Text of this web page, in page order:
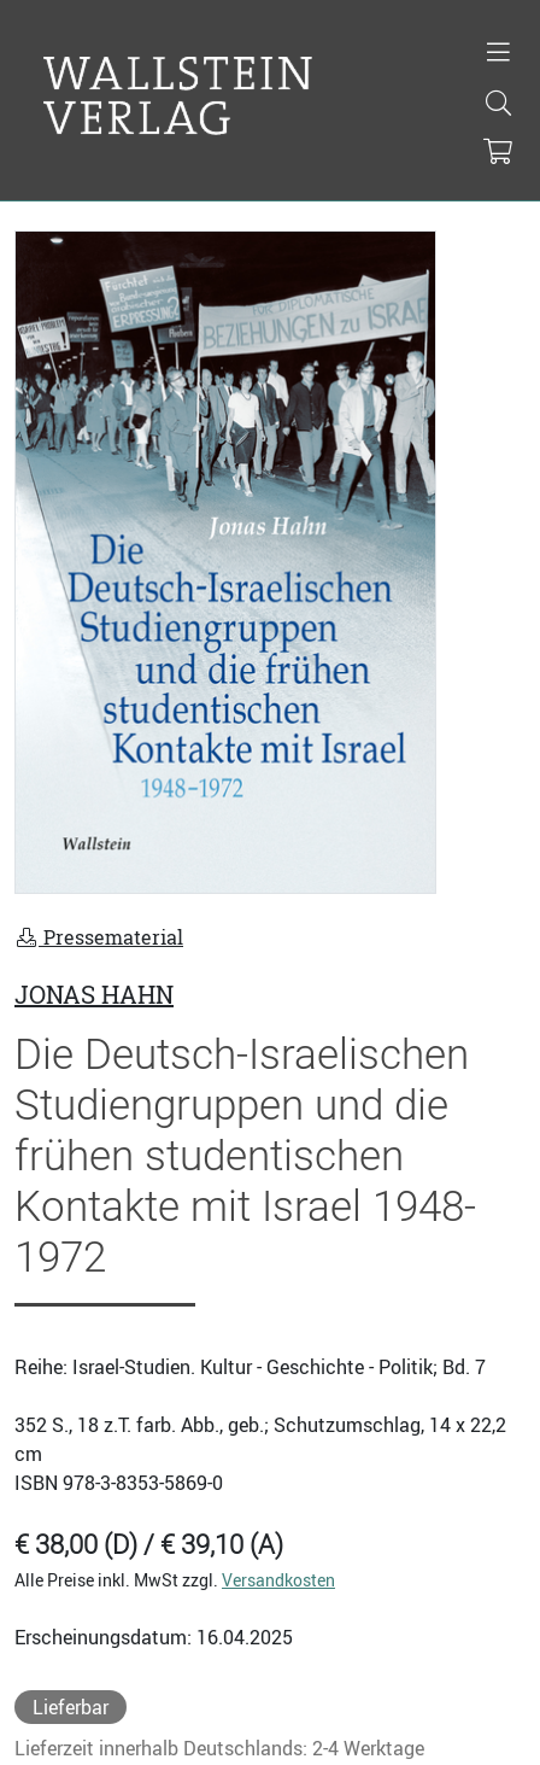
Pressematerial
JONAS HAHN
Die Deutsch-Israelischen
Studiengruppen und die
frühen studentischen
Kontakte mit Israel 1948-
1972
Reihe: Israel-Studien. Kultur - Geschichte - Politik; Bd. 7
352 S., 18 z.T. farb. Abb., geb.; Schutzumschlag, 14 x 22,2
cm
ISBN 978-3-8353-5869-0
€ 38,00 (D) / € 39,10 (A)
Alle Preise inkl. MwSt zzgl. Versandkosten
Erscheinungsdatum: 16.04.2025
Lieferbar
Lieferzeit innerhalb Deutschlands: 2-4 Werktage